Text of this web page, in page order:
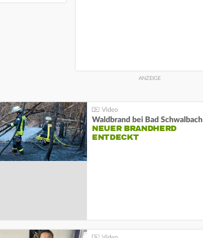
Waldbrand bei Bad Schwalbach
NEUER BRANDHERD
ENTDECKT